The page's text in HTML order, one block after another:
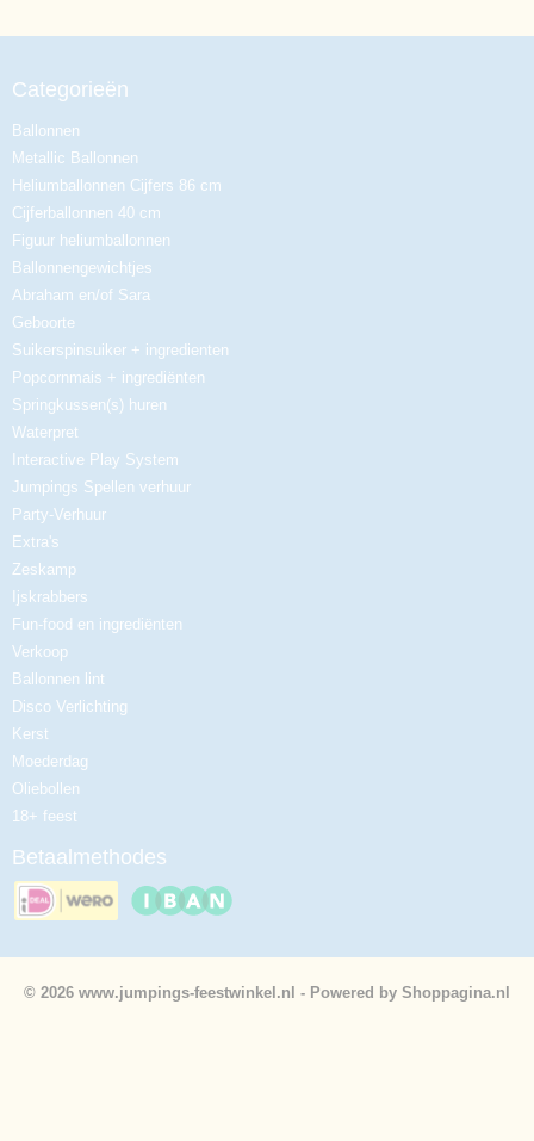
Categorieën
Ballonnen
Metallic Ballonnen
Heliumballonnen Cijfers 86 cm
Cijferballonnen 40 cm
Figuur heliumballonnen
Ballonnengewichtjes
Abraham en/of Sara
Geboorte
Suikerspinsuiker + ingredienten
Popcornmais + ingrediënten
Springkussen(s) huren
Waterpret
Interactive Play System
Jumpings Spellen verhuur
Party-Verhuur
Extra's
Zeskamp
Ijskrabbers
Fun-food en ingrediënten
Verkoop
Ballonnen lint
Disco Verlichting
Kerst
Moederdag
Oliebollen
18+ feest
Betaalmethodes
© 2026 www.jumpings-feestwinkel.nl - Powered by Shoppagina.nl